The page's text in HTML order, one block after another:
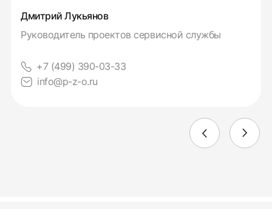
Дмитрий Лукьянов
Руководитель проектов сервисной службы
+7 (499) 390-03-33
info@p-z-o.ru